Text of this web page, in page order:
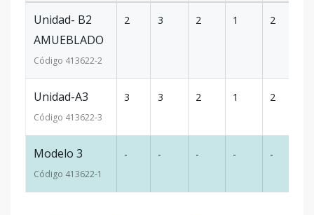
Unidad- B2
AMUEBLADO
Código 413622-2
2 3 2 1 2
Unidad-A3
Código 413622-3
3 3 2 1 2
Modelo 3
Código 413622-1
- - - - -